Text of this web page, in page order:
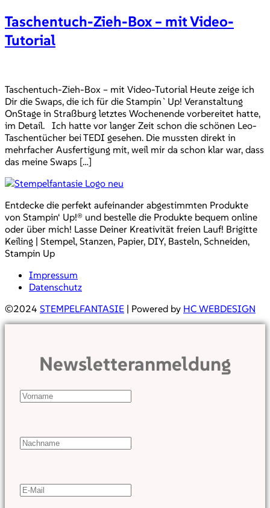
Taschentuch-Zieh-Box – mit Video-
Tutorial
Taschentuch-Zieh-Box – mit Video-Tutorial Heute zeige ich
Dir die Swaps, die ich für die Stampin`Up! Veranstaltung
OnStage in Straßburg letztes Wochenende vorbereitet hatte,
im Detail. Ich hatte vor langer Zeit schon die schönen Leo-
Taschentücher bei TEDI gesehen. Die mussten direkt in
mehrfacher Ausfertigung mit, weil mir da schon klar war, dass
das meine Swaps […]
Entdecke die perfekt aufeinander abgestimmten Produkte
von Stampin‘ Up!® und bestelle die Produkte bequem online
oder über mich! Lasse Deiner Kreativität freien Lauf! Brigitte
Keiling | Stempel, Stanzen, Papier, DIY, Basteln, Schneiden,
Stampin Up
Impressum
Datenschutz
©2024 STEMPELFANTASIE | Powered by HC WEBDESIGN
Newsletteranmeldung